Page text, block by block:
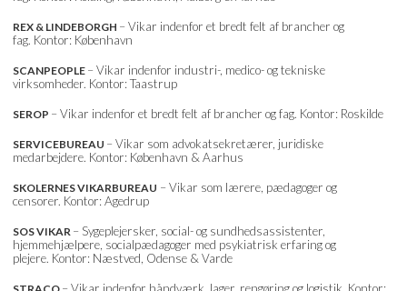
REX & LINDEBORGH – Vikar indenfor et bredt felt af brancher og
fag. Kontor: København
SCANPEOPLE – Vikar indenfor industri-, medico- og tekniske
virksomheder. Kontor: Taastrup
SEROP – Vikar indenfor et bredt felt af brancher og fag. Kontor: Roskilde
SERVICEBUREAU – Vikar som advokatsekretærer, juridiske
medarbejdere. Kontor: København & Aarhus
SKOLERNES VIKARBUREAU – Vikar som lærere, pædagoger og
censorer. Kontor: Agedrup
SOS VIKAR – Sygeplejersker, social- og sundhedsassistenter,
hjemmehjælpere, socialpædagoger med psykiatrisk erfaring og
plejere. Kontor: Næstved, Odense & Varde